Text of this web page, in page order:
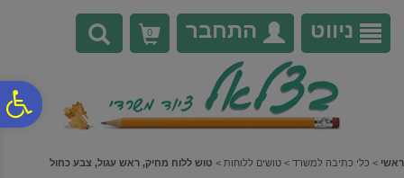
נגישות
אתר
המרכזי
ניווט התחבר 0
ראשי > כלי כתיבה למשרד > טושים ללוחות > טוש ללוח מחיק, ראש עגול, צבע כחול